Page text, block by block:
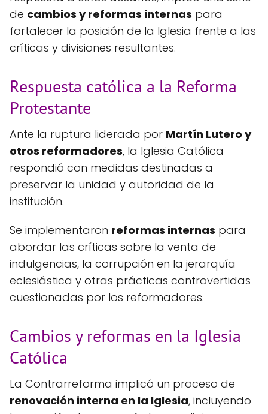
de cambios y reformas internas para
fortalecer la posición de la Iglesia frente a las
críticas y divisiones resultantes.
Respuesta católica a la Reforma
Protestante
Ante la ruptura liderada por Martín Lutero y
otros reformadores, la Iglesia Católica
respondió con medidas destinadas a
preservar la unidad y autoridad de la
institución.
Se implementaron reformas internas para
abordar las críticas sobre la venta de
indulgencias, la corrupción en la jerarquía
eclesiástica y otras prácticas controvertidas
cuestionadas por los reformadores.
Cambios y reformas en la Iglesia
Católica
La Contrarreforma implicó un proceso de
renovación interna en la Iglesia, incluyendo